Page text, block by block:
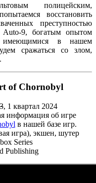
полицейским,
восстановить
преступностью
Auto-9, богатым опытом
имеющимися в нашем
сражаться со злом,
of Chornobyl
, 1 квартал 2024
информация об игре
в нашей базе игр.
игра), экшен, шутер
Series
Publishing